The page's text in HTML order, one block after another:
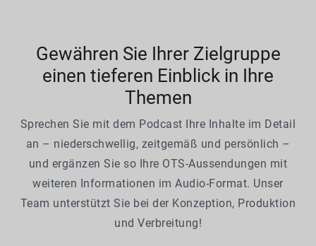
Gewähren Sie Ihrer Zielgruppe
einen tieferen Einblick in Ihre
Themen
Sprechen Sie mit dem Podcast Ihre Inhalte im Detail
an – niederschwellig, zeitgemäß und persönlich –
und ergänzen Sie so Ihre OTS-Aussendungen mit
weiteren Informationen im Audio-Format. Unser
Team unterstützt Sie bei der Konzeption, Produktion
und Verbreitung!